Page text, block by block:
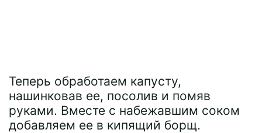
Теперь обработаем капусту,
нашинковав ее, посолив и помяв
руками. Вместе с набежавшим соком
добавляем ее в кипящий борщ.